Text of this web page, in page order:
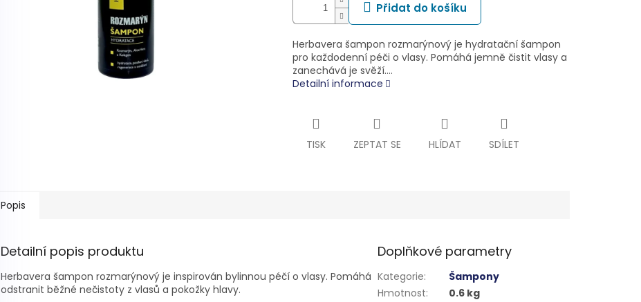
Přidat do košíku
Herbavera šampon rozmarýnový je hydratační šampon
pro každodenní péči o vlasy. Pomáhá jemně čistit vlasy a
zanechává je svěží.…
Detailní informace
TISK ZEPTAT SE HLÍDAT SDÍLET
Popis
Detailní popis produktu
Herbavera šampon rozmarýnový je inspirován bylinnou péčí o vlasy. Pomáhá
odstranit běžné nečistoty z vlasů a pokožky hlavy.
Doplňkové parametry
Kategorie:
Šampony
Hmotnost:
0.6 kg